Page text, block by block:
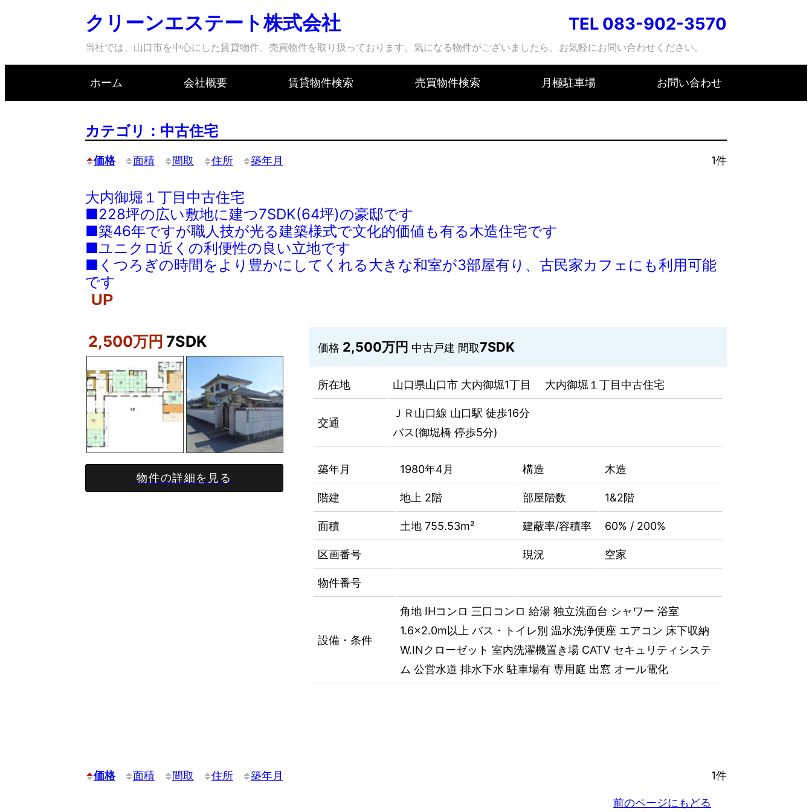
クリーンエステート株式会社 TEL 083-902-3570
当社では、山口市を中心にした賃貸物件、売買物件を取り扱っております。気になる物件がございましたら、お気軽にお問い合わせください。
ホーム 会社概要 賃貸物件検索 売買物件検索 月極駐車場 お問い合わせ
カテゴリ：中古住宅
価格 面積 間取 住所 築年月 1件
大内御堀１丁目中古住宅
■228坪の広い敷地に建つ7SDK(64坪)の豪邸です
■築46年ですが職人技が光る建築様式で文化的価値も有る木造住宅です
■ユニクロ近くの利便性の良い立地です
■くつろぎの時間をより豊かにしてくれる大きな和室が3部屋有り、古民家カフェにも利用可能
です
UP
2,500万円 7SDK
物件の詳細を見る
価格 2,500万円 中古戸建 間取7SDK
所在地 山口県山口市 大内御堀1丁目 大内御堀１丁目中古住宅
交通
ＪＲ山口線 山口駅 徒歩16分
バス(御堀橋 停歩5分)
築年月 1980年4月 構造 木造
階建 地上 2階 部屋階数 1&2階
面積 土地 755.53m² 建蔽率/容積率 60% / 200%
区画番号 現況 空家
物件番号
設備・条件
角地 IHコンロ 三口コンロ 給湯 独立洗面台 シャワー 浴室
1.6×2.0m以上 バス・トイレ別 温水洗浄便座 エアコン 床下収納
W.INクローゼット 室内洗濯機置き場 CATV セキュリティシステ
ム 公営水道 排水下水 駐車場有 専用庭 出窓 オール電化
価格 面積 間取 住所 築年月 1件
前のページにもどる